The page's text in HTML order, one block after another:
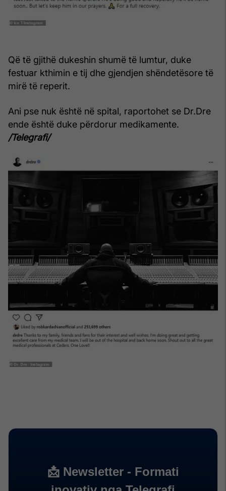
Që të gjithë dukeshin shumë të lumtur, duke
festuar kthimin e tij dhe gjendjen shëndetësore të
mirë të reperit.
Ani pse nuk është në spital, raportohet se Dr.Dre
ende është duke përdorur medikamente.
/Telegrafi/